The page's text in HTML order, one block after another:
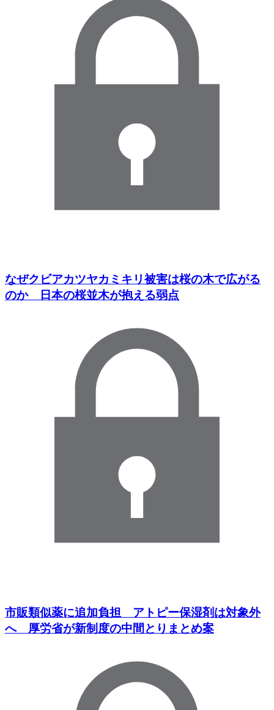
なぜクビアカツヤカミキリ被害は桜の木で広がる
のか 日本の桜並木が抱える弱点
市販類似薬に追加負担 アトピー保湿剤は対象外
へ 厚労省が新制度の中間とりまとめ案